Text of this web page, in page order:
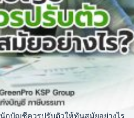
นักบัญชีควรปรับตัวให้ทันสมัยอย่างไร